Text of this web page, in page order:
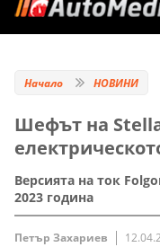
Начало НОВИНИ
Шефът на
Версията на ток
2023 година
Петър Захариев